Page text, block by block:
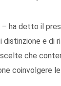
ha detto il
distinzione e di
che
coinvolgere